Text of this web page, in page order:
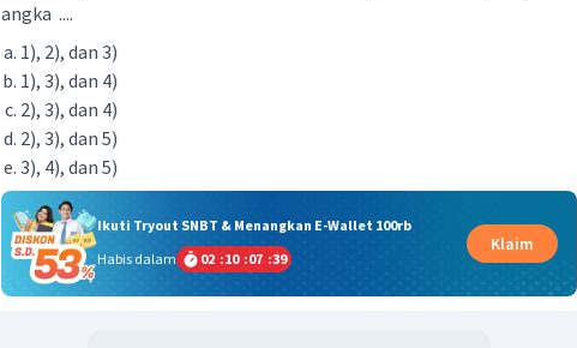
angka ....
1), 2), dan 3)
1), 3), dan 4)
2), 3), dan 4)
2), 3), dan 5)
3), 4), dan 5)
Ikuti Tryout SNBT & Menangkan E-Wallet 100rb
Habis dalam
02 :10 :07 :38
Klaim